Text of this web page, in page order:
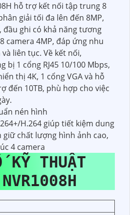
hỗ trợ kết nối tập trung 8
giải tối đa lên đến 8MP,
đầu ghi có khả năng tương
camera 4MP, đáp ứng nhu
liên tục. Về kết nối,
bị 1 cổng RJ45 10/100 Mbps,
thị 4K, 1 cổng VGA và hỗ
đến 10TB, phù hợp cho việc
nén hình
H.264 giúp tiết kiệm dung
giữ chất lượng hình ảnh cao,
4 camera
KỸ THUẬT